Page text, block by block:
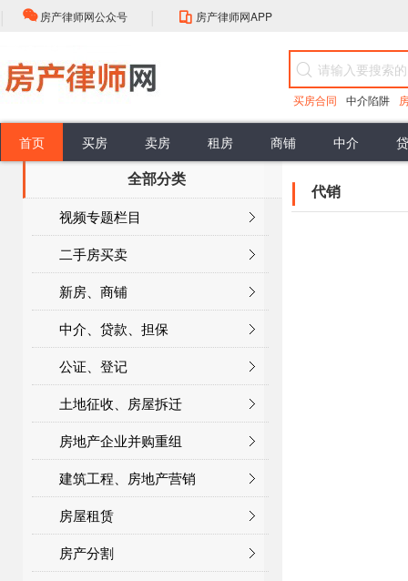
房产律师网公众号 房产律师网APP
买房合同 中介陷阱
首页 买房
买卖合同效力 无效买卖合同
面积误差 面积误差 共有部分
卖房
谈判 签约前准备
租房 商铺 中介
佣金标准 权利与义务 合同性质
担保贷款 销售抵押 办理抵押
公证类型
登记注意
政策解读 头条资讯 房产律师
行业动态
全部分类
视频专题栏目
二手房买卖
新房、商铺
中介、贷款、担保
公证、登记
土地征收、房屋拆迁
房地产企业并购重组
建筑工程、房地产营销
房屋租赁
房产分割
代销